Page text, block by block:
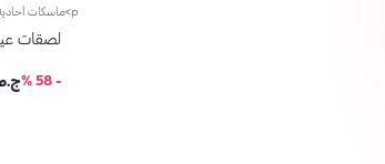
لصقات
- 58 % ج.م